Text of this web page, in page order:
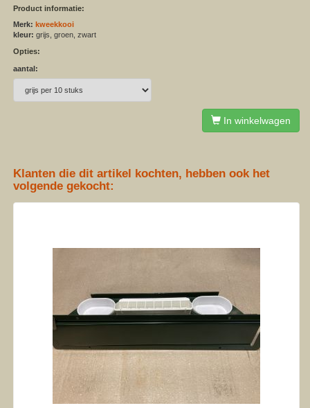
Product informatie:
Merk: kweekkooi
kleur: grijs, groen, zwart
Opties:
aantal:
In winkelwagen
Klanten die dit artikel kochten, hebben ook het
volgende gekocht: